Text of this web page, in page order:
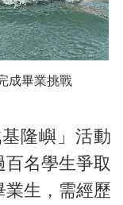
成畢業挑戰
隆嶼」活動
百名學生爭取
業生，需經歷